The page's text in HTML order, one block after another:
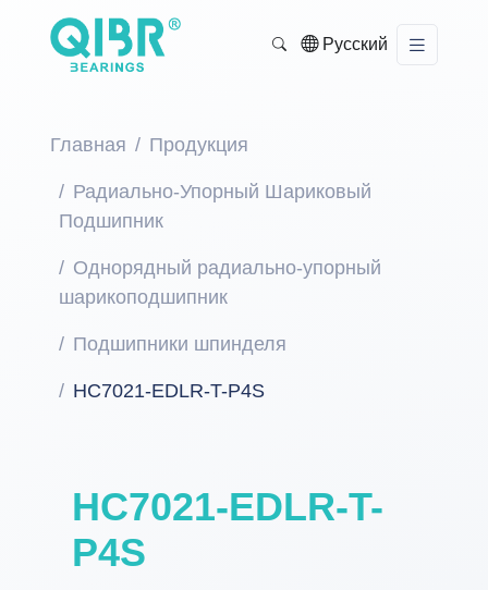
Русский
Главная Продукция
Радиально-Упорный Шариковый
Подшипник
Однорядный радиально-упорный
шарикоподшипник
Подшипники шпинделя
HC7021-EDLR-T-P4S
HC7021-EDLR-T-
P4S